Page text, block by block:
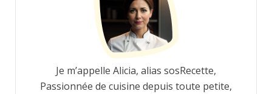
Je m’appelle Alicia, alias sosRecette,
Passionnée de cuisine depuis toute petite,